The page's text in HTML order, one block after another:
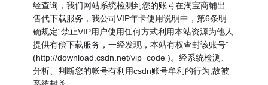
经查询，我们网站系统检测到您的账号在淘宝商铺出
售代下载服务，我公司VIP年卡使用说明中，第6条明
确规定“禁止VIP用户使用任何方式利用本站资源为他人
提供有偿下载服务，一经发现，本站有权查封该账号”
(http://download.csdn.net/vip_code )。经系统检测、
分析、判断您的帐号有利用csdn账号牟利的行为,故被